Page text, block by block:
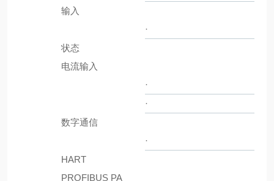
输入
·
状态
电流输入
·
·
数字通信
·
HART
PROFIBUS PA